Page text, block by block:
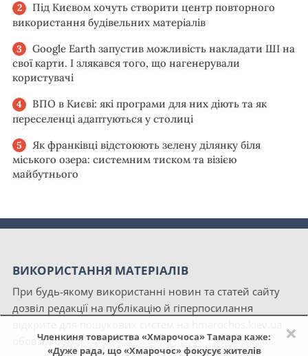
×
Членкиня товариства «Хмарочоса» Тамара каже:
«Дуже рада, що «Хмарочос» фокусує жителів
Під Києвом хочуть створити центр повторного
використання будівельних матеріалів
Google Earth запустив можливість накладати ШІ на
свої карти. І злякався того, що нагенерували
користувачі
ВПО в Києві: які програми для них діють та як
переселенці адаптуються у столиці
Як франківці відстоюють зелену ділянку біля
міського озера: системним тиском та візією
майбутнього
ВИКОРИСТАННЯ МАТЕРІАЛІВ
При будь-якому використанні новин та статей сайту
дозвіл редакції на публікацію й гіперпосилання
обов'язкові.